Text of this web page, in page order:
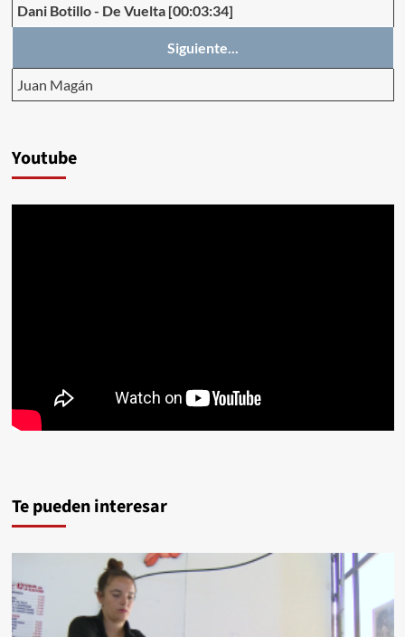
Dani Botillo- De Vuelta [00:03:34]
Siguiente...
Juan Magán
Youtube
Te pueden interesar